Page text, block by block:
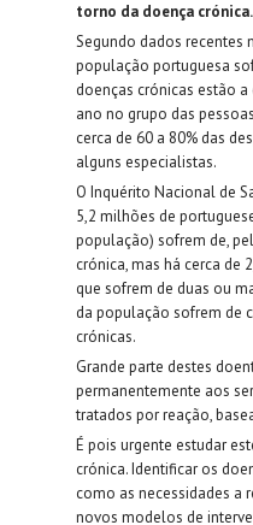
torno da doença crónica.
Segundo dados recentes
população portuguesa
doenças crónicas estão a
ano no grupo das
cerca de 60 a 80% das
alguns especialistas.
O Inquérito Nacional de
5,2 milhões de
população) sofrem de,
crónica, mas há cerca de
que sofrem de duas ou
da população sofrem de
crónicas.
Grande parte destes
permanentemente aos
tratados por reação,
É pois urgente estudar
crónica. Identificar os
como as necessidades a
novos modelos de